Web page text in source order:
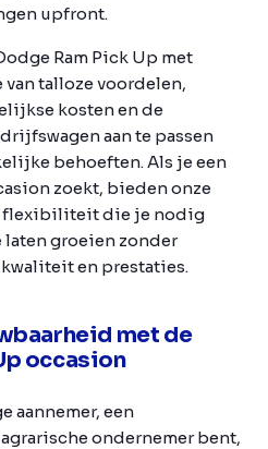
upfront.
Ram Pick Up met
talloze voordelen,
kosten en de
aan te passen
behoeften. Als je een
zoekt, bieden onze
die je nodig
groeien zonder
en prestaties.
met de
occasion
aannemer, een
ondernemer bent,